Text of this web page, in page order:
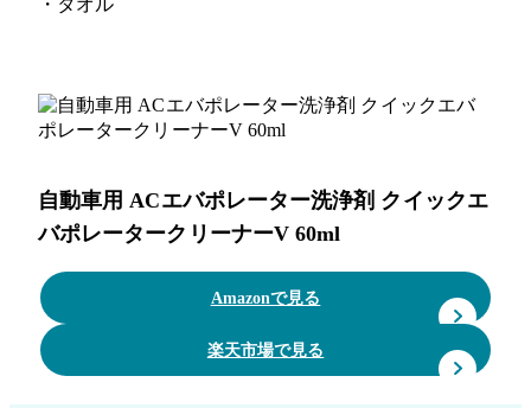
・タオル
自動車用 ACエバポレーター洗浄剤 クイックエ
バポレータークリーナーV 60ml
Amazonで見る
楽天市場で見る